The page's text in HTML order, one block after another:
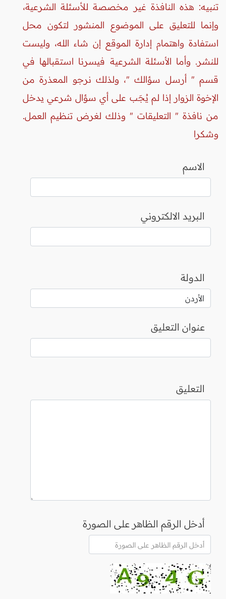
تنبيه: هذه النافذة غير مخصصة للأسئلة الشرعية،
وإنما للتعليق على الموضوع المنشور لتكون محل
استفادة واهتمام إدارة الموقع إن شاء الله، وليست
للنشر. وأما الأسئلة الشرعية فيسرنا استقبالها في
قسم " أرسل سؤالك "، ولذلك نرجو المعذرة من
الإخوة الزوار إذا لم يُجَب على أي سؤال شرعي يدخل
من نافذة " التعليقات " وذلك لغرض تنظيم العمل.
وشكرا
الاسم
البريد الالكتروني
الدولة
عنوان التعليق
التعليق
أدخل الرقم الظاهر على الصورة